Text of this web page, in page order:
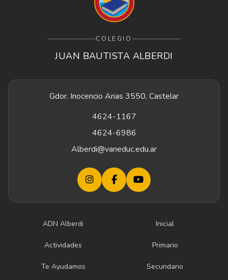
COLEGIO
JUAN BAUTISTA ALBERDI
Gdor. Inocencio Arias 3550, Castelar
4624-1167
4624-6986
Alberdi@vaneduc.edu.ar
ADN Alberdi Inicial
Actividades Primario
Te Ayudamos Secundario